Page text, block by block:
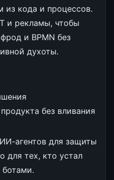
из кода и процессов.
и рекламы, чтобы
и BPMN без
духоты.
без вливания
агентов для защиты
для тех, кто устал